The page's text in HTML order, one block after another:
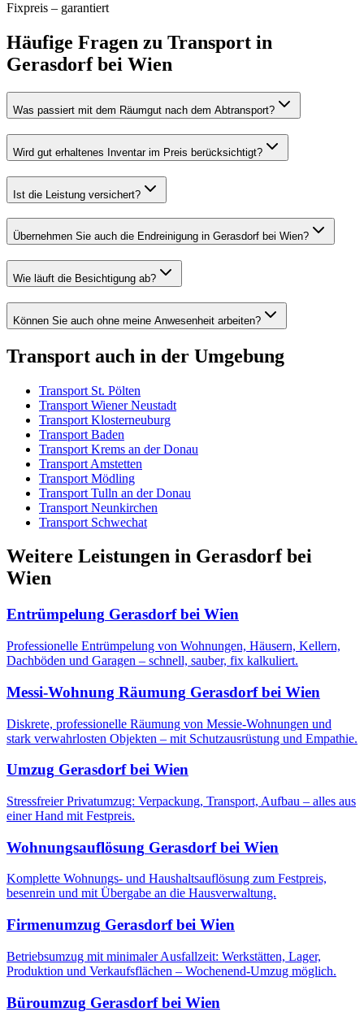
Fixpreis – garantiert
Häufige Fragen zu Transport in
Gerasdorf bei Wien
Was passiert mit dem Räumgut nach dem Abtransport?
Wird gut erhaltenes Inventar im Preis berücksichtigt?
Ist die Leistung versichert?
Übernehmen Sie auch die Endreinigung in Gerasdorf bei Wien?
Wie läuft die Besichtigung ab?
Können Sie auch ohne meine Anwesenheit arbeiten?
Transport auch in der Umgebung
Transport St. Pölten
Transport Wiener Neustadt
Transport Klosterneuburg
Transport Baden
Transport Krems an der Donau
Transport Amstetten
Transport Mödling
Transport Tulln an der Donau
Transport Neunkirchen
Transport Schwechat
Weitere Leistungen in Gerasdorf bei
Wien
Entrümpelung Gerasdorf bei Wien
Professionelle Entrümpelung von Wohnungen, Häusern, Kellern,
Dachböden und Garagen – schnell, sauber, fix kalkuliert.
Messi-Wohnung Räumung Gerasdorf bei Wien
Diskrete, professionelle Räumung von Messie-Wohnungen und
stark verwahrlosten Objekten – mit Schutzausrüstung und Empathie.
Umzug Gerasdorf bei Wien
Stressfreier Privatumzug: Verpackung, Transport, Aufbau – alles aus
einer Hand mit Festpreis.
Wohnungsauflösung Gerasdorf bei Wien
Komplette Wohnungs- und Haushaltsauflösung zum Festpreis,
besenrein und mit Übergabe an die Hausverwaltung.
Firmenumzug Gerasdorf bei Wien
Betriebsumzug mit minimaler Ausfallzeit: Werkstätten, Lager,
Produktion und Verkaufsflächen – Wochenend-Umzug möglich.
Büroumzug Gerasdorf bei Wien